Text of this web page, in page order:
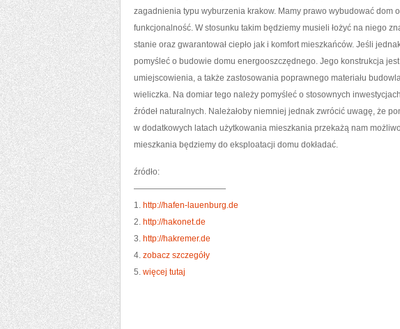
zagadnienia typu wyburzenia krakow. Mamy prawo wybudować dom
funkcjonalność. W stosunku takim będziemy musieli łożyć na niego
stanie oraz gwarantował ciepło jak i komfort mieszkańców. Jeśli
pomyśleć o budowie domu energooszczędnego. Jego konstrukcja
umiejscowienia, a także zastosowania poprawnego materiału
wieliczka. Na domiar tego należy pomyśleć o stosownych
źródeł naturalnych. Należałoby niemniej jednak zwrócić uwagę, że
w dodatkowych latach użytkowania mieszkania przekażą nam
mieszkania będziemy do eksploatacji domu dokładać.
źródło:
———————————
1. http://hafen-lauenburg.de
2. http://hakonet.de
3. http://hakremer.de
4. zobacz szczegóły
5. więcej tutaj